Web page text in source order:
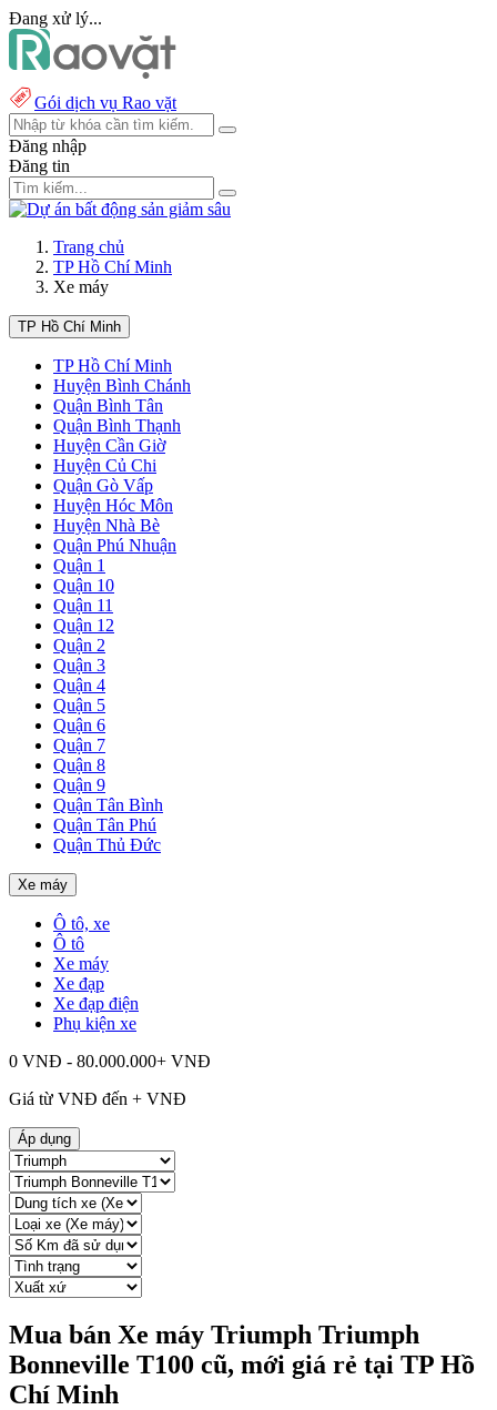
Đang xử lý...
Gói dịch vụ Rao vặt
Đăng nhập
Đăng tin
Trang chủ
TP Hồ Chí Minh
Xe máy
TP Hồ Chí Minh
TP Hồ Chí Minh
Huyện Bình Chánh
Quận Bình Tân
Quận Bình Thạnh
Huyện Cần Giờ
Huyện Củ Chi
Quận Gò Vấp
Huyện Hóc Môn
Huyện Nhà Bè
Quận Phú Nhuận
Quận 1
Quận 10
Quận 11
Quận 12
Quận 2
Quận 3
Quận 4
Quận 5
Quận 6
Quận 7
Quận 8
Quận 9
Quận Tân Bình
Quận Tân Phú
Quận Thủ Đức
Xe máy
Ô tô, xe
Ô tô
Xe máy
Xe đạp
Xe đạp điện
Phụ kiện xe
0 VNĐ - 80.000.000+ VNĐ
Giá từ VNĐ đến + VNĐ
Áp dụng
Mua bán Xe máy Triumph Triumph
Bonneville T100 cũ, mới giá rẻ tại TP Hồ
Chí Minh